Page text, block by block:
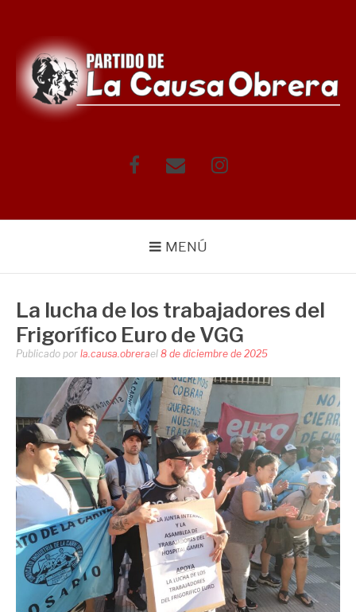
contenido
FacebookCorreo Instagram
MENÚ
La lucha de los trabajadores del
Frigorífico Euro de VGG
Publicado por la.causa.obrerael 8 de diciembre de 2025